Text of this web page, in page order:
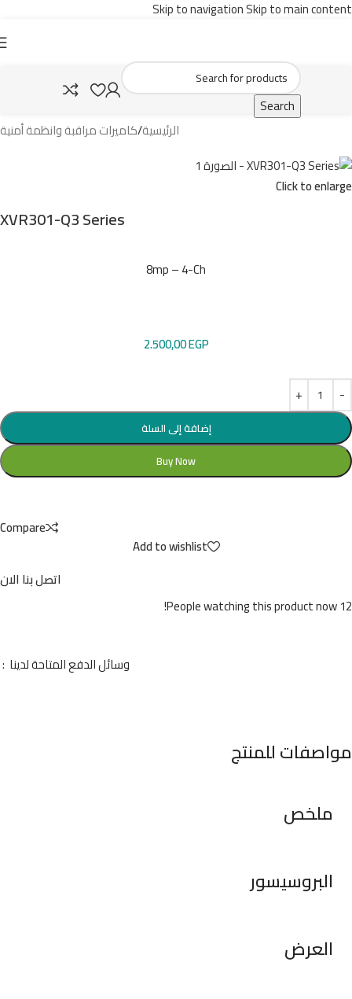
Skip to navigationSkip to main content
Search
الرئيسية/كاميرات مراقبة وانظمة أمنية
Click to enlarge
XVR301-Q3 Series
8mp – 4-Ch
2.500,00EGP
إضافة إلى السلة
Buy Now
Compare
Add to wishlist
اتصل بنا الان
12
People watching this product now!
وسائل الدفع المتاحة لدينا :
مواصفات للمنتج
ملخص
البروسيسور
العرض